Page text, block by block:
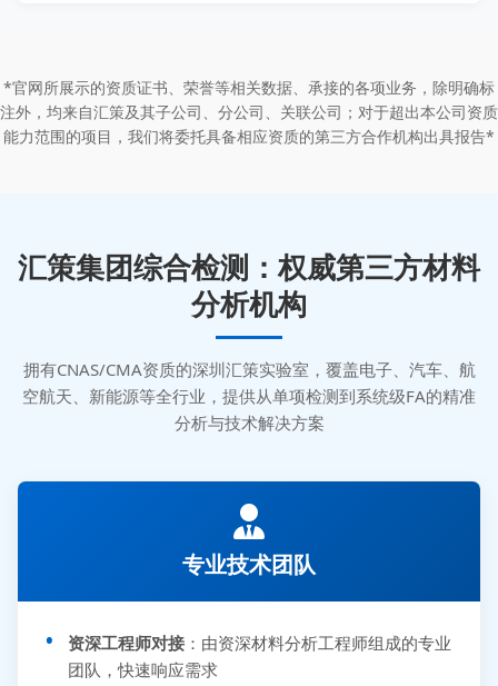
*官网所展示的资质证书、荣誉等相关数据、承接的各项业务，除明确标
注外，均来自汇策及其子公司、分公司、关联公司；对于超出本公司资质
能力范围的项目，我们将委托具备相应资质的第三方合作机构出具报告*
汇策集团综合检测：权威第三方材料
分析机构
拥有CNAS/CMA资质的深圳汇策实验室，覆盖电子、汽车、航
空航天、新能源等全行业，提供从单项检测到系统级FA的精准
分析与技术解决方案
专业技术团队
资深工程师对接 ：由资深材料分析工程师组成的专业
团队，快速响应需求